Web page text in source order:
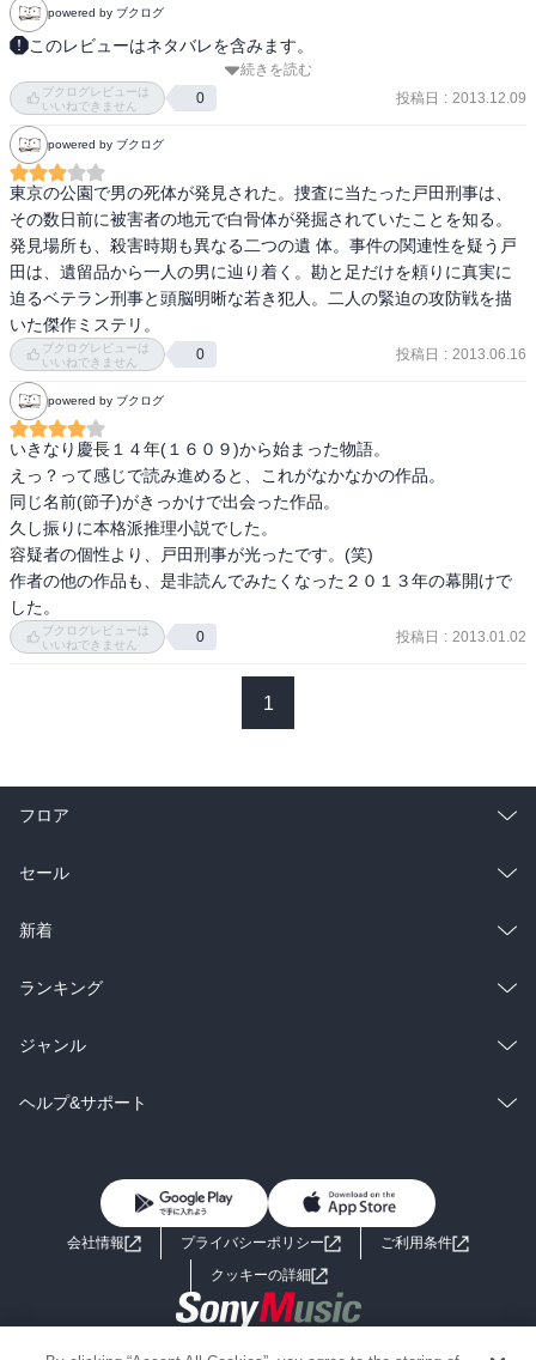
powered by ブクログ
このレビューはネタバレを含みます。
歴史的なことが含まれており、４００年前と現代の繋がりが
おもしろかったです。
個人的に犯人のこと、私は好きです。
ミズキの恋が結ばれればよかったな・・・
続きを読む
ブクログレビューは
いいねできません
0 投稿日 : 2013.12.09
powered by ブクログ
東京の公園で男の死体が発見された。捜査に当たった戸田刑事は、
その数日前に被害者の地元で白骨体が発掘されていたことを知る。
発見場所も、殺害時期も異なる二つの遺 体。事件の関連性を疑う戸
田は、遺留品から一人の男に辿り着く。勘と足だけを頼りに真実に
迫るベテラン刑事と頭脳明晰な若き犯人。二人の緊迫の攻防戦を描
いた傑作ミステリ。
ブクログレビューは
いいねできません
0 投稿日 : 2013.06.16
powered by ブクログ
いきなり慶長１４年(１６０９)から始まった物語。
えっ？って感じで読み進めると、これがなかなかの作品。
同じ名前(節子)がきっかけで出会った作品。
久し振りに本格派推理小説でした。
容疑者の個性より、戸田刑事が光ったです。(笑)
作者の他の作品も、是非読んでみたくなった２０１３年の幕開けで
した。
ブクログレビューは
いいねできません
0 投稿日 : 2013.01.02
1
フロア
総合
ラノベ
雑誌・グラビア
BL・TL
セール
総合
ラノベ
雑誌・グラビア
BL・TL
新着
総合
ラノベ
雑誌・グラビア
ランキング
総合
ラノベ
ジャンル
コミック
ライトノベル 男子向けラノベ
小説
海外小説
ヘルプ&サポート
よくあるご質問 お問い合わせ
会社情報 プライバシーポリシー
ご利用条件
クッキーの詳細
Copyright 2017 - 2026 Sony Music Entertainment(Japan) Inc.